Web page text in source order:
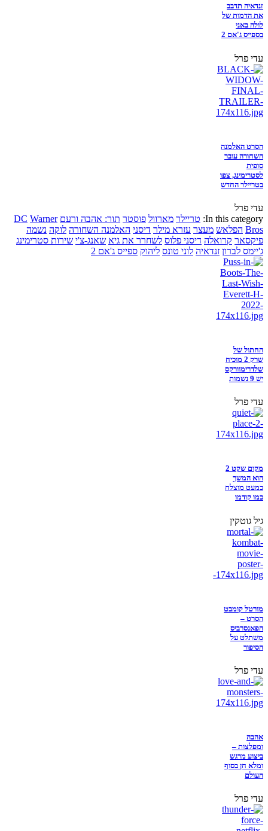
זנדאיה תדבב
את הדמות של
לולה באני
בספייס ג'אם 2
עדי פרל
הסרט האלמנה
השחורה עובר
סופית
לסטרימינג, צפו
בטריילר החדש
עדי פרל
In this category: טריילר מארוול פוסטר תור: אהבה ורעם DC Warner
Bros הפלאש מעצר עזרא מילר דיסני האלמנה השחורה לוקה נשמה
פיקסאר קרואלה דיסני פלוס לשחרר את גיא שאנג-צ'י שירות סטרימינג
ג'יימס לברון זנדאיה לוני טונס ליהוק ספייס ג'אם 2
החתול של
שרק 2 מוכיח
שלדרימוורקס
יש 9 נשמות
עדי פרל
מקום שקט 2
הוא המשך
כמעט מוצלח
כמו קודמו
גיל גוטקין
מורטל קומבט
הסרט –
הפאנסרביס
משתלט על
הסיפור
עדי פרל
אהבה
ומפלצות –
ביצוע מרגש
ומלא חן בסוף
העולם
עדי פרל